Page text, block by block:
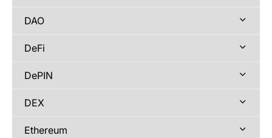
DAO
DeFi
DePIN
DEX
Ethereum